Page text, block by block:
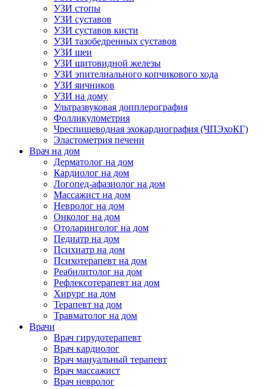
УЗИ стопы
УЗИ суставов
УЗИ суставов кисти
УЗИ тазобедренных суставов
УЗИ шеи
УЗИ щитовидной железы
УЗИ эпителиального копчикового хода
УЗИ яичников
УЗИ на дому
Ультразвуковая допплерография
Фолликулометрия
Чреспищеводная эхокардиография (ЧПЭхоКГ)
Эластометрия печени
Врач на дом
Дерматолог на дом
Кардиолог на дом
Логопед-афазиолог на дом
Массажист на дом
Невролог на дом
Онколог на дом
Отоларинголог на дом
Педиатр на дом
Психиатр на дом
Психотерапевт на дом
Реабилитолог на дом
Рефлексотерапевт на дом
Хирург на дом
Терапевт на дом
Травматолог на дом
Врачи
Врач гирудотерапевт
Врач кардиолог
Врач мануальный терапевт
Врач массажист
Врач невролог